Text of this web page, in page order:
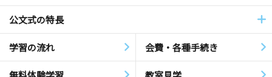
公文式の特長
学習の流れ 会費・各種手続き